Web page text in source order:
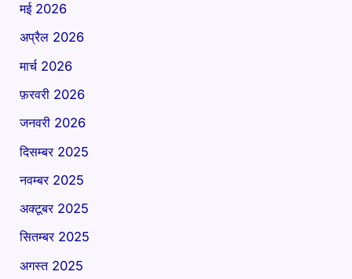
मई 2026
अप्रैल 2026
मार्च 2026
फ़रवरी 2026
जनवरी 2026
दिसम्बर 2025
नवम्बर 2025
अक्टूबर 2025
सितम्बर 2025
अगस्त 2025